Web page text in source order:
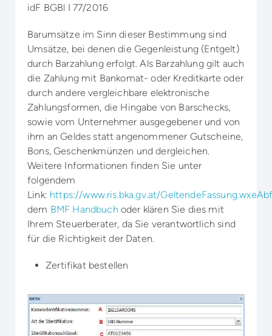
idF BGBl I 77/2016
Barumsätze im Sinn dieser Bestimmung sind
Umsätze, bei denen die Gegenleistung (Entgelt)
durch Barzahlung erfolgt. Als Barzahlung gilt auch
die Zahlung mit Bankomat- oder Kreditkarte oder
durch andere vergleichbare elektronische
Zahlungsformen, die Hingabe von Barschecks,
sowie vom Unternehmer ausgegebener und von
ihm an Geldes statt angenommener Gutscheine,
Bons, Geschenkmünzen und dergleichen. ​​
Weitere Informationen finden Sie unter
folgendem
Link: https://www.ris.bka.gv.at/
dem BMF Handbuch oder klären Sie dies mit
Ihrem Steuerberater, da Sie verantwortlich sind
für die Richtigkeit der Daten.
Zertifikat bestellen